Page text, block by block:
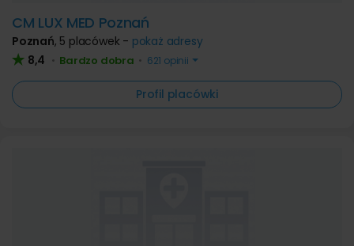
CM LUX MED Poznań
Poznań, 5 placówek - pokaż adresy
8,4 • Bardzo dobra • 621 opinii
Profil placówki